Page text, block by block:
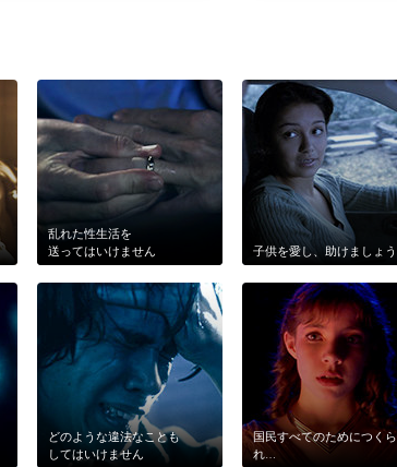
乱れた性生活を
送ってはいけません
子供を愛し、助けましょう
どのような違法なことも
してはいけません
国民すべてのためにつくら
れ…